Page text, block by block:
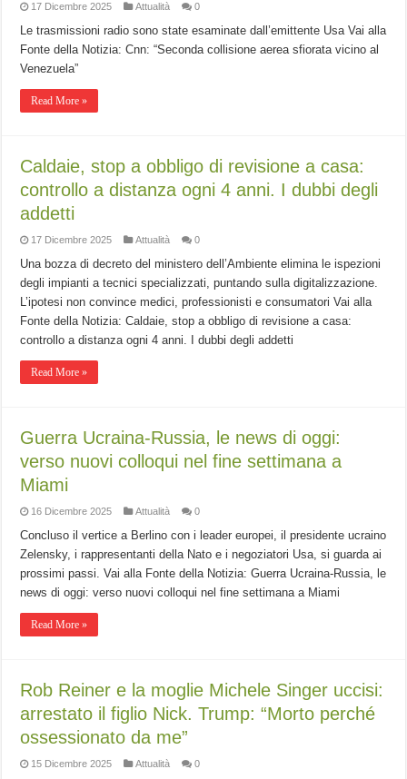
17 Dicembre 2025 Attualità 0
Le trasmissioni radio sono state esaminate dall’emittente Usa Vai alla
Fonte della Notizia: Cnn: “Seconda collisione aerea sfiorata vicino al
Venezuela”
Read More »
Caldaie, stop a obbligo di revisione a casa:
controllo a distanza ogni 4 anni. I dubbi degli
addetti
17 Dicembre 2025 Attualità 0
Una bozza di decreto del ministero dell’Ambiente elimina le ispezioni
degli impianti a tecnici specializzati, puntando sulla digitalizzazione.
L’ipotesi non convince medici, professionisti e consumatori Vai alla
Fonte della Notizia: Caldaie, stop a obbligo di revisione a casa:
controllo a distanza ogni 4 anni. I dubbi degli addetti
Read More »
Guerra Ucraina-Russia, le news di oggi:
verso nuovi colloqui nel fine settimana a
Miami
16 Dicembre 2025 Attualità 0
Concluso il vertice a Berlino con i leader europei, il presidente ucraino
Zelensky, i rappresentanti della Nato e i negoziatori Usa, si guarda ai
prossimi passi. Vai alla Fonte della Notizia: Guerra Ucraina-Russia, le
news di oggi: verso nuovi colloqui nel fine settimana a Miami
Read More »
Rob Reiner e la moglie Michele Singer uccisi:
arrestato il figlio Nick. Trump: “Morto perché
ossessionato da me”
15 Dicembre 2025 Attualità 0